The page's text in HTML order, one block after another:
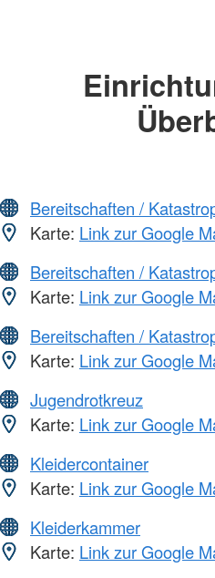
Bereitschaften /
Karte: Link zur Google
Bereitschaften /
Karte: Link zur Google
Bereitschaften /
Karte: Link zur Google
Jugendrotkreuz
Karte: Link zur Google
Kleidercontainer
Karte: Link zur Google
Kleiderkammer
Karte: Link zur Google